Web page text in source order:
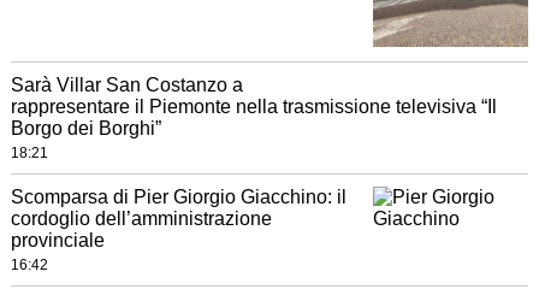
Sarà Villar San Costanzo a
rappresentare il Piemonte nella trasmissione televisiva “Il
Borgo dei Borghi”
18:21
Scomparsa di Pier Giorgio Giacchino: il
cordoglio dell’amministrazione
provinciale
16:42